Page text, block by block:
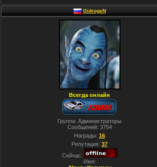
GidrogeN
Всегда онлайн
Группа: Администраторы
Сообщений: 3754
Награды: 16
Репутация: 37
Сейчас:
Имя: